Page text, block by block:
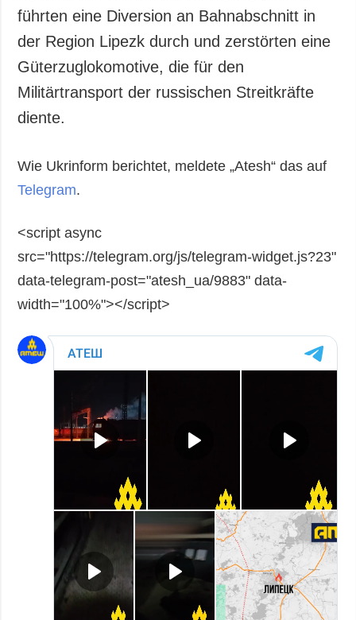
führten eine Diversion an Bahnabschnitt in
der Region Lipezk durch und zerstörten eine
Güterzuglokomotive, die für den
Militärtransport der russischen Streitkräfte
diente.
Wie Ukrinform berichtet, meldete „Atesh“ das auf
Telegram.
<script async
src="https://telegram.org/js/telegram-widget.js?23"
data-telegram-post="atesh_ua/9883" data-
width="100%"></script>